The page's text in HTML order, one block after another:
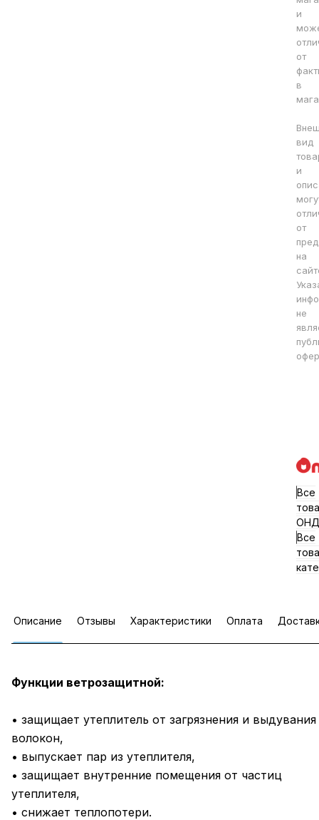
и
от
в
вид
и
от
на
не
Все
Все
Описание Отзывы Характеристики Оплата
Функции ветрозащитной:
• защищает утеплитель от загрязнения и выдувания
волокон,
• выпускает пар из утеплителя,
• защищает внутренние помещения от частиц
утеплителя,
• снижает теплопотери.